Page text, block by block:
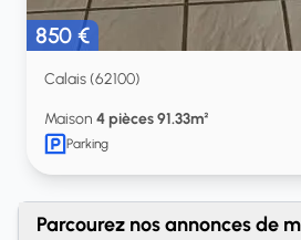
850 €
Calais (62100)
Maison 4 pièces 91.33m²
Parking
Parcourez nos annonces de